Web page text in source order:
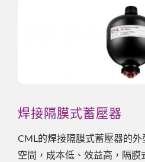
焊接隔膜式蓄壓器
CML的焊接隔膜式蓄壓器的
空間，成本低、效益高，隔膜